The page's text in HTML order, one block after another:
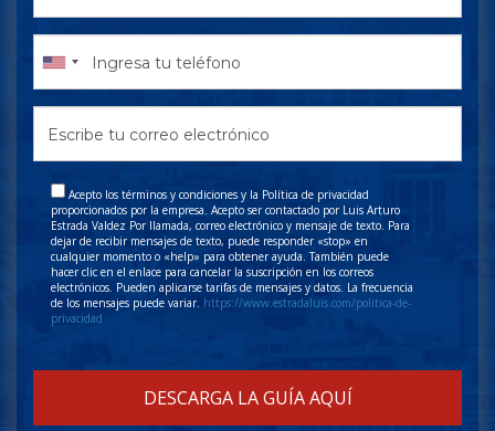
Acepto los términos y condiciones y la Política de privacidad
proporcionados por la empresa. Acepto ser contactado por Luis Arturo
Estrada Valdez Por llamada, correo electrónico y mensaje de texto. Para
dejar de recibir mensajes de texto, puede responder «stop» en
cualquier momento o «help» para obtener ayuda. También puede
hacer clic en el enlace para cancelar la suscripción en los correos
electrónicos. Pueden aplicarse tarifas de mensajes y datos. La frecuencia
de los mensajes puede variar. https://www.estradaluis.com/politica-de-
privacidad
DESCARGA LA GUÍA AQUÍ